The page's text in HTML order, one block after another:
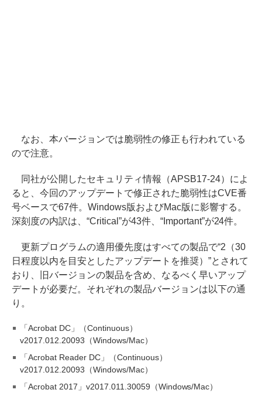
なお、本バージョンでは脆弱性の修正も行われている
ので注意。
同社が公開したセキュリティ情報（APSB17-24）によ
ると、今回のアップデートで修正された脆弱性はCVE番
号ベースで67件。Windows版およびMac版に影響する。
深刻度の内訳は、“Critical”が43件、“Important”が24件。
更新プログラムの適用優先度はすべての製品で“2（30
日程度以内を目安としたアップデートを推奨）”とされて
おり、旧バージョンの製品を含め、なるべく早いアップ
デートが必要だ。それぞれの製品バージョンは以下の通
り。
「Acrobat DC」（Continuous）
v2017.012.20093（Windows/Mac）
「Acrobat Reader DC」（Continuous）
v2017.012.20093（Windows/Mac）
「Acrobat 2017」v2017.011.30059（Windows/Mac）